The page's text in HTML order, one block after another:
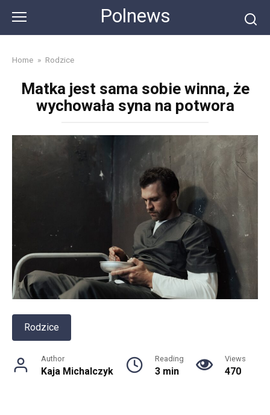
content
Polnews
Home » Rodzice
Matka jest sama sobie winna, że
wychowała syna na potwora
Rodzice
Author
Kaja Michalczyk
Reading
3 min
Views
470